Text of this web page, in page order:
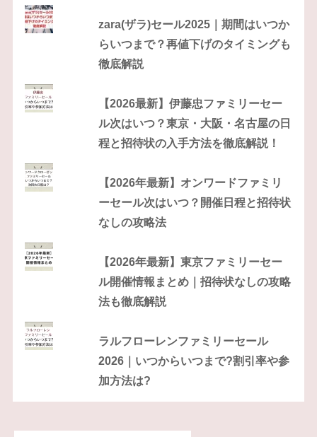
zara(ザラ)セール2025｜期間はいつか
らいつまで？再値下げのタイミングも
徹底解説
【2026最新】伊藤忠ファミリーセー
ル次はいつ？東京・大阪・名古屋の日
程と招待状の入手方法を徹底解説！
【2026年最新】オンワードファミリ
ーセール次はいつ？開催日程と招待状
なしの攻略法
【2026年最新】東京ファミリーセー
ル開催情報まとめ｜招待状なしの攻略
法も徹底解説
ラルフローレンファミリーセール
2026｜いつからいつまで?割引率や参
加方法は?